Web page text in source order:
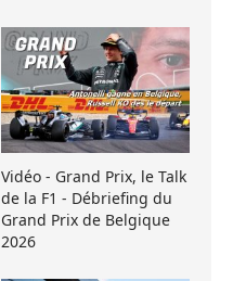
Vidéo - Grand Prix, le Talk
de la F1 - Débriefing du
Grand Prix de Belgique
2026